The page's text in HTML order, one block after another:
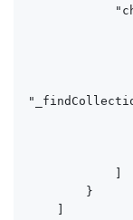
        }